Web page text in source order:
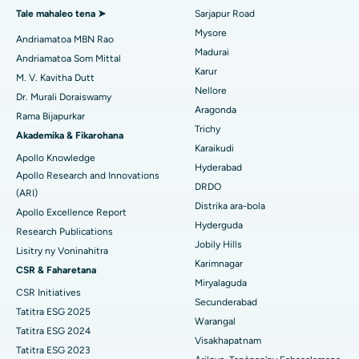
Mitadiava Dokotera Jeneraly
Mitadiava Psikology
Mitadiava mpandidy ankapobeny
Hopitaly tsara indrindra ao Gandhinagar, Ahmedabad
Hopitaly tsara indrindra ao Aragonda, Andhra Pradesh
Hopitaly tsara indrindra ao amin'ny Bannerghatta Road,
Bangalore
Hopitaly tsara indrindra ao amin'ny Unit-15, Bhubaneswar
Hopitaly tsara indrindra ao amin'ny Seepat Road, Bilaspur
Hopitaly tsara indrindra ao Ellisbridge, Ahmedabad
Hopitaly tsara indrindra ao New Delhi
Hopitaly tsara indrindra ao amin'ny DRDO, Hyderabad
Hopitaly tsara indrindra ao amin'ny GS Road, Guwahati
Hopitaly tsara indrindra ao Hyderguda, Hyderabad
Hopitaly tsara indrindra ao Vijay Nagar, Indore
Embolization ny lalan-dra
Fandidiana homamiadana amin'ny nono
Brachytherapy
Colonoscopy
Polypectomy
Fampiroboroboana ny ati-doha
Biopsy voa
Parathyroidectomy
Tale mahaleo tena ➤
Andriamatoa MBN Rao
Andriamatoa Som Mittal
M. V. Kavitha Dutt
Dr. Murali Doraiswamy
Rama Bijapurkar
Akademika & Fikarohana
Apollo Knowledge
Apollo Research and Innovations
(ARI)
Apollo Excellence Report
Research Publications
Lisitry ny Voninahitra
CSR & Faharetana
CSR Initiatives
Tatitra ESG 2025
Tatitra ESG 2024
Tatitra ESG 2023
Sarjapur Road
Mysore
Madurai
Karur
Nellore
Aragonda
Trichy
Karaikudi
Hyderabad
DRDO
Distrika ara-bola
Hyderguda
Jobily Hills
Karimnagar
Miryalaguda
Secunderabad
Warangal
Visakhapatnam